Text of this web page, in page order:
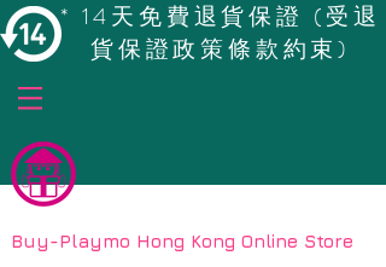
* 14天免費退貨保證 (受退
貨保證政策條款約束)
© Copyright
Buy-Playmo Hong Kong Online Store